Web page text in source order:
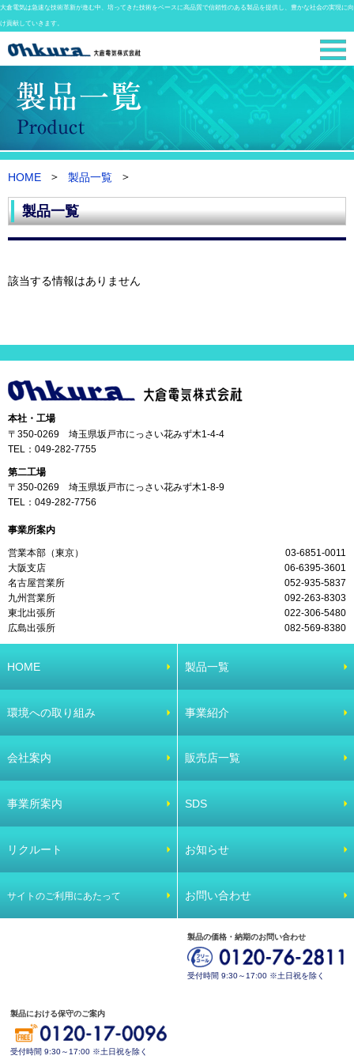
大倉電気は急速な技術革新が進む中、培ってきた技術をベースに高品質で信頼性のある製品を提供し、豊かな社会の実現に向
け貢献していきます。
HOME 製品一覧
製品一覧
該当する情報はありません
本社・工場
〒350-0269 埼玉県坂戸市にっさい花みず木1-4-4
TEL： 049-282-7755
第二工場
〒350-0269 埼玉県坂戸市にっさい花みず木1-8-9
TEL： 049-282-7756
事業所案内
営業本部（東京）
03-6851-0011
大阪支店
06-6395-3601
名古屋営業所
052-935-5837
九州営業所
092-263-8303
東北出張所
022-306-5480
広島出張所
082-569-8380
HOME 製品一覧
環境への取り組み 事業紹介
会社案内 販売店一覧
事業所案内 SDS
リクルート お知らせ
サイトのご利用にあたって お問い合わせ
製品の価格・納期のお問い合わせ
受付時間 9:30～17:00 ※土日祝を除く
製品における保守のご案内
受付時間 9:30～17:00 ※土日祝を除く